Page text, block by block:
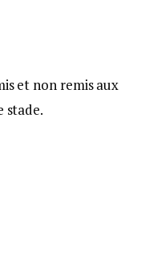
et non remis aux
stade.